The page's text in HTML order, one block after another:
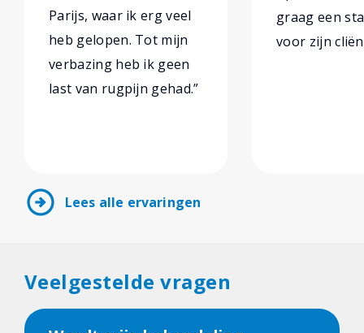
Parijs, waar ik erg veel
heb gelopen. Tot mijn
verbazing heb ik geen
last van rugpijn gehad.”
graag een
voor zijn
arrow_circle_right Lees alle ervaringen
Veelgestelde vragen